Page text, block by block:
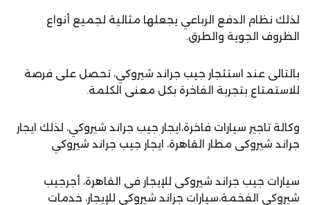
لذلك نظام الدفع الرباعي يجعلها مثالية لجميع أنواع
الظروف الجوية والطرق.
بالتالى عند استئجار جيب جراند شيروكي، تحصل على فرصة
للاستمتاع بتجربة الفاخرة بكل معنى الكلمة.
وكالة تاجير سيارات فاخرة،ايجار جيب جراند شيروكي، لذلك ايجار
جراند شيروكى مطار القاهرة، ايجار جيب جراند شيروكي
سيارات جيب جراند شيروكى للإيجار فى القاهرة، أجرجيب
شيروكى الفخمة،سيارات جراند شيروكى للإيجار، خدمات